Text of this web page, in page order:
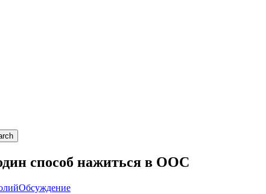
способ нажиться в ООС
Обсуждение